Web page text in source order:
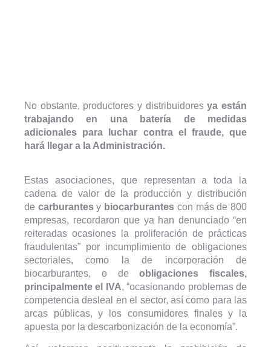
No obstante, productores y distribuidoresya están
trabajando en una batería de medidas
adicionales para luchar contra el fraude, que
hará llegar a la Administración.
Estas asociaciones, que representan a toda la
cadena de valor de la producción y distribución
de carburantesy biocarburantes con más de 800
empresas, recordaron que ya han denunciado “en
reiteradas ocasiones la proliferación de prácticas
fraudulentas” por incumplimiento de obligaciones
sectoriales, como la de incorporación de
biocarburantes, o deobligaciones fiscales,
principalmente el IVA, “ocasionando problemas de
competencia desleal en el sector, así como para las
arcas públicas, y los consumidores finales y la
apuesta por la descarbonización de la economía”.